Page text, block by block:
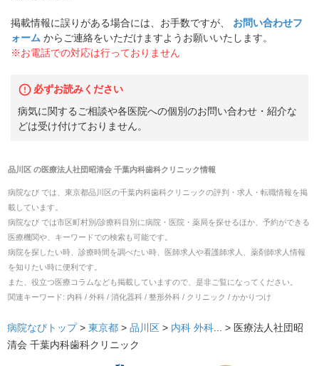
掲載情報に誤りがある場合には、お手数ですが、
お問い合わせフ
ォーム からご連絡をいただけますようお願いいたします。
※お電話での対応は行っておりません
必ずお読みください
病気に関するご相談や各医院への個別のお問い合わせ・紹介な
どは受け付けておりません。
品川区の医療法人社団昭清会 千葉内科歯科クリニック情報
病院なび では、 東京都品川区の千葉内科歯科クリニックの評判・求人・転職情報を掲
載しています。
病院なび では市区町村別/診療科目別に病院・医院・薬局を探せるほか、予約ができる
医療機関や、キーワードでの検索も可能です。
病院を探したい時、診療時間を調べたい時、医師求人や看護師求人、薬剤師求人情報
を知りたい時に便利です。
また、役立つ医療コラムなども掲載していますので、是非ご覧になってください。
関連キーワード: 内科 / 外科 / 消化器科 / 整形外科 / クリニック / かかりつけ
病院なびトップ > 東京都 > 品川区 > 内科 外科... > 医療法人社団昭
清会 千葉内科歯科クリニック